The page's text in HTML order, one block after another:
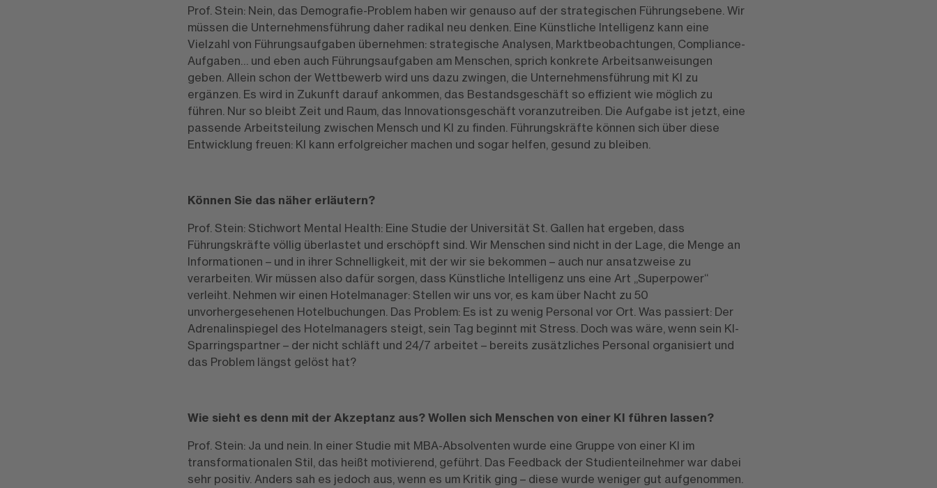
Prof. Stein: Nein, das Demografie-Problem haben wir genauso auf der strategischen Führungsebene. Wir
müssen die Unternehmensführung daher radikal neu denken. Eine Künstliche Intelligenz kann eine
Vielzahl von Führungsaufgaben übernehmen: strategische Analysen, Marktbeobachtungen, Compliance-
Aufgaben… und eben auch Führungsaufgaben am Menschen, sprich konkrete Arbeitsanweisungen
geben. Allein schon der Wettbewerb wird uns dazu zwingen, die Unternehmensführung mit KI zu
ergänzen. Es wird in Zukunft darauf ankommen, das Bestandsgeschäft so effizient wie möglich zu
führen. Nur so bleibt Zeit und Raum, das Innovationsgeschäft voranzutreiben. Die Aufgabe ist jetzt, eine
passende Arbeitsteilung zwischen Mensch und KI zu finden. Führungskräfte können sich über diese
Entwicklung freuen: KI kann erfolgreicher machen und sogar helfen, gesund zu bleiben.
Können Sie das näher erläutern?
Prof. Stein: Stichwort Mental Health: Eine Studie der Universität St. Gallen hat ergeben, dass
Führungskräfte völlig überlastet und erschöpft sind. Wir Menschen sind nicht in der Lage, die Menge an
Informationen – und in ihrer Schnelligkeit, mit der wir sie bekommen – auch nur ansatzweise zu
verarbeiten. Wir müssen also dafür sorgen, dass Künstliche Intelligenz uns eine Art „Superpower“
verleiht. Nehmen wir einen Hotelmanager: Stellen wir uns vor, es kam über Nacht zu 50
unvorhergesehenen Hotelbuchungen. Das Problem: Es ist zu wenig Personal vor Ort. Was passiert: Der
Adrenalinspiegel des Hotelmanagers steigt, sein Tag beginnt mit Stress. Doch was wäre, wenn sein KI-
Sparringspartner – der nicht schläft und 24/7 arbeitet – bereits zusätzliches Personal organisiert und
das Problem längst gelöst hat?
Wie sieht es denn mit der Akzeptanz aus? Wollen sich Menschen von einer KI führen lassen?
Prof. Stein: Ja und nein. In einer Studie mit MBA-Absolventen wurde eine Gruppe von einer KI im
transformationalen Stil, das heißt motivierend, geführt. Das Feedback der Studienteilnehmer war dabei
sehr positiv. Anders sah es jedoch aus, wenn es um Kritik ging – diese wurde weniger gut aufgenommen.